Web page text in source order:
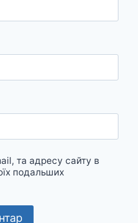
та адресу сайту в
подальших